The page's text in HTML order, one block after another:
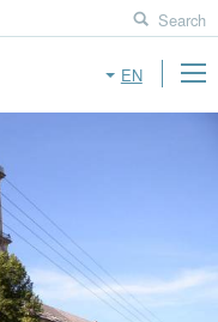
EN
Search